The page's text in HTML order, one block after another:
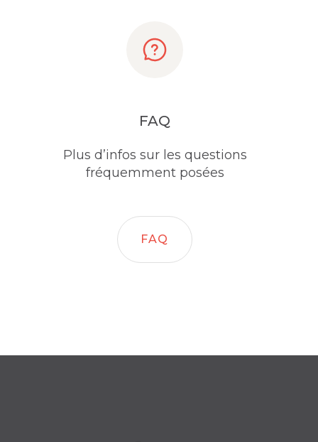
FAQ
Plus d’infos sur les questions
fréquemment posées
FAQ